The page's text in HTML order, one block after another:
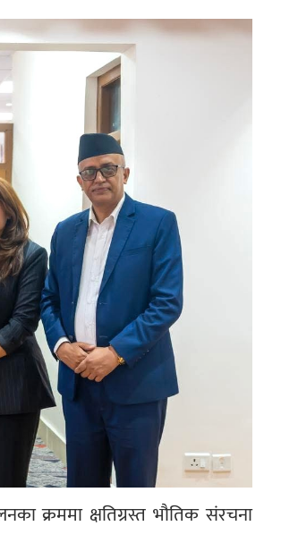
क्रममा क्षतिग्रस्त भौतिक संरचना